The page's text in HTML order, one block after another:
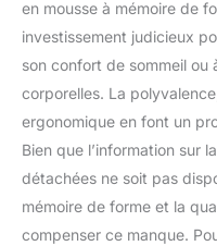
en mousse à mémoire de
investissement judicieux
son confort de sommeil ou
corporelles. La
ergonomique en font un
Bien que l’information sur
détachées ne soit pas
mémoire de forme et la
compenser ce manque.